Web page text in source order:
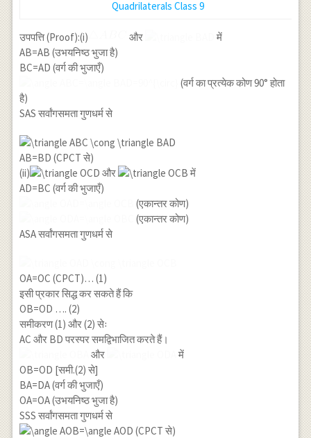
Quadrilaterals Class 9
उपपत्ति (Proof):(i) और
में
AB=AB (उभयनिष्ठ भुजा है)
BC=AD (वर्ग की भुजाएँ)
(वर्ग का प्रत्येक कोण 90° होता
है)
SAS सर्वांगसमता गुणधर्म से
AB=BD (CPCT से)
(ii)
और
में
AD=BC (वर्ग की भुजाएँ)
(एकान्तर कोण)
(एकान्तर कोण)
ASA सर्वांगसमता गुणधर्म से
OA=OC (CPCT)… (1)
इसी प्रकार सिद्ध कर सकते हैं कि
OB=OD …. (2)
समीकरण (1) और (2) सेः
AC और BD परस्पर समद्विभाजित करते हैं।
और
में
OB=OD [समी.(2) से]
BA=DA (वर्ग की भुजाएँ)
OA=OA (उभयनिष्ठ भुजा है)
SSS सर्वांगसमता गुणधर्म से
(CPCT से)